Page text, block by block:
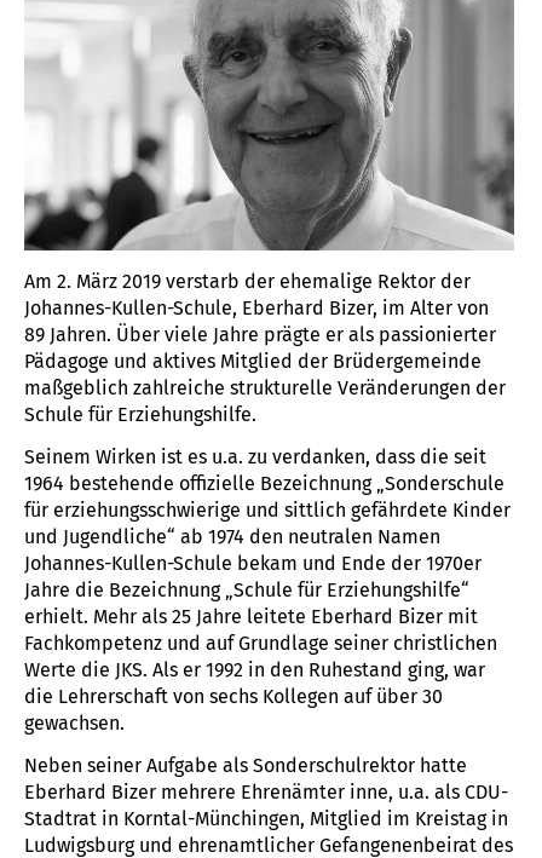
Am 2. März 2019 verstarb der ehemalige Rektor der
Johannes-Kullen-Schule, Eberhard Bizer, im Alter von
89 Jahren. Über viele Jahre prägte er als passionierter
Pädagoge und aktives Mitglied der Brüdergemeinde
maßgeblich zahlreiche strukturelle Veränderungen der
Schule für Erziehungshilfe.
Seinem Wirken ist es u.a. zu verdanken, dass die seit
1964 bestehende offizielle Bezeichnung „Sonderschule
für erziehungsschwierige und sittlich gefährdete Kinder
und Jugendliche“ ab 1974 den neutralen Namen
Johannes-Kullen-Schule bekam und Ende der 1970er
Jahre die Bezeichnung „Schule für Erziehungshilfe“
erhielt. Mehr als 25 Jahre leitete Eberhard Bizer mit
Fachkompetenz und auf Grundlage seiner christlichen
Werte die JKS. Als er 1992 in den Ruhestand ging, war
die Lehrerschaft von sechs Kollegen auf über 30
gewachsen.
Neben seiner Aufgabe als Sonderschulrektor hatte
Eberhard Bizer mehrere Ehrenämter inne, u.a. als CDU-
Stadtrat in Korntal-Münchingen, Mitglied im Kreistag in
Ludwigsburg und ehrenamtlicher Gefangenenbeirat des